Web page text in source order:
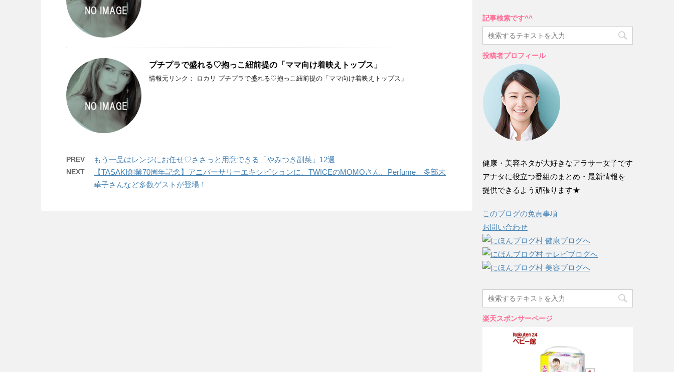
プチプラで盛れる♡抱っこ紐前提の「ママ向け着映えトップス」
情報元リンク： ロカリ プチプラで盛れる♡抱っこ紐前提の「ママ向け着映えトップス」
PREV もう一品はレンジにお任せ♡ささっと用意できる「やみつき副菜」12選
NEXT
【TASAKI創業70周年記念】アニバーサリーエキシビションに、TWICEのMOMOさん、Perfume、多部未
華子さんなど多数ゲストが登場！
記事検索です^^
投稿者プロフィール
健康・美容ネタが大好きなアラサー女子です
アナタに役立つ番組のまとめ・最新情報を
提供できるよう頑張ります★
このブログの免責事項
お問い合わせ
楽天スポンサーページ